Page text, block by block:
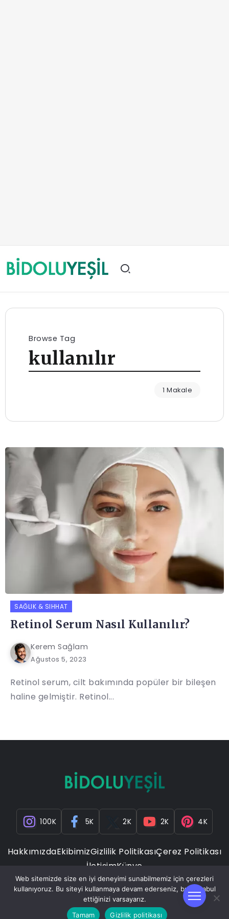
Browse Tag
kullanılır
1 Makale
SAĞLIK & SIHHAT
Retinol Serum Nasıl Kullanılır?
Kerem Sağlam
Ağustos 5, 2023
Retinol serum, cilt bakımında popüler bir bileşen
haline gelmiştir. Retinol...
100K 5K 2K 2K 4K
HakkımızdaEkibimizGizlilik PolitikasıÇerez Politikası
İletişimKünye
Web sitemizde size en iyi deneyimi sunabilmemiz için çerezleri
kullanıyoruz. Bu siteyi kullanmaya devam ederseniz, bunu kabul
ettiğinizi varsayarız.
Tamam
Gizlilik politikası